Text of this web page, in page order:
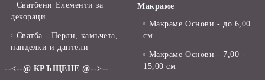
Сватбени Елементи за
декораци
Сватба - Перли, камъчета,
панделки и дантели
--<--@ КРЪЩЕНЕ @-->--
Макраме
Макраме Основи - до 6,00
см
Макраме Основи - 7,00 -
15,00 см